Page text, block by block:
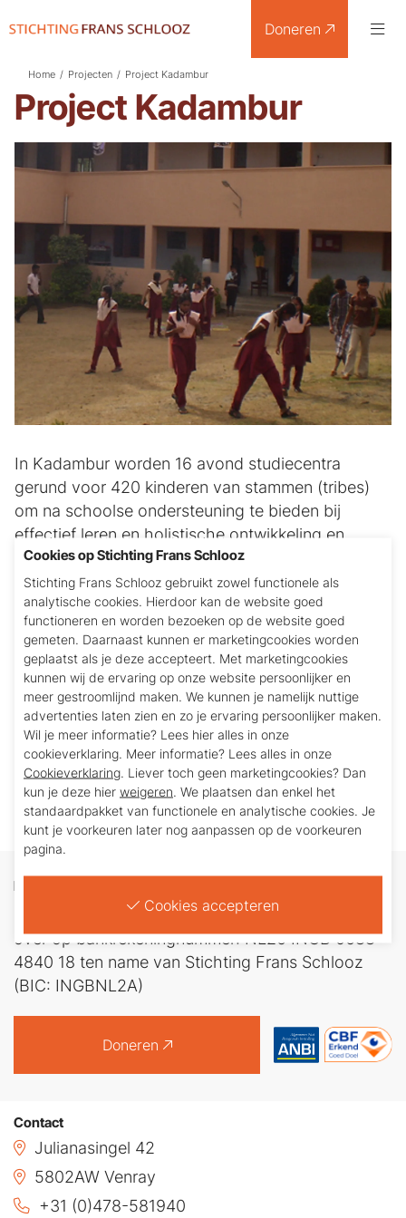
Doneren
Home / Projecten / Project Kadambur
Project Kadambur
In Kadambur worden 16 avond studiecentra
gerund voor 420 kinderen van stammen (tribes)
om na schoolse ondersteuning te bieden bij
effectief leren en holistische ontwikkeling en
empowerment van stamjongens en -meisjes
(gescheiden), die daardoor naar de nabijgelegen
Government High School kunnen gaan. De kunst
is het om de ouders van het nut van onderwijs te
overtuigen en dat het beter is de kinderen naar
school te laten gaan in plaats van ze mee te
nemen naar de bossen om daarmee te werken aan
het plukken van bosvruchten en andere
bosproducten.
Voor meer informatie
klik hier (filmpje op Youtube)
Contact
Julianasingel 42
5802AW Venray
+31 (0)478-581940
Doneren
Ieder bedrag is welkom. U maakt zelf een bedrag
over op bankrekeningnummer: NL26 INGB 0688
4840 18 ten name van Stichting Frans Schlooz
(BIC: INGBNL2A)
Doneren
Cookies op Stichting Frans Schlooz
Stichting Frans Schlooz gebruikt zowel functionele als
analytische cookies. Hierdoor kan de website goed
functioneren en worden bezoeken op de website goed
gemeten. Daarnaast kunnen er marketingcookies worden
geplaatst als je deze accepteert. Met marketingcookies
kunnen wij de ervaring op onze website persoonlijker en
meer gestroomlijnd maken. We kunnen je namelijk nuttige
advertenties laten zien en zo je ervaring persoonlijker maken.
Wil je meer informatie? Lees hier alles in onze
cookieverklaring. Meer informatie? Lees alles in onze
Cookieverklaring . Liever toch geen marketingcookies? Dan
kun je deze hier weigeren . We plaatsen dan enkel het
standaardpakket van functionele en analytische cookies. Je
kunt je voorkeuren later nog aanpassen op de voorkeuren
pagina.
Cookies accepteren